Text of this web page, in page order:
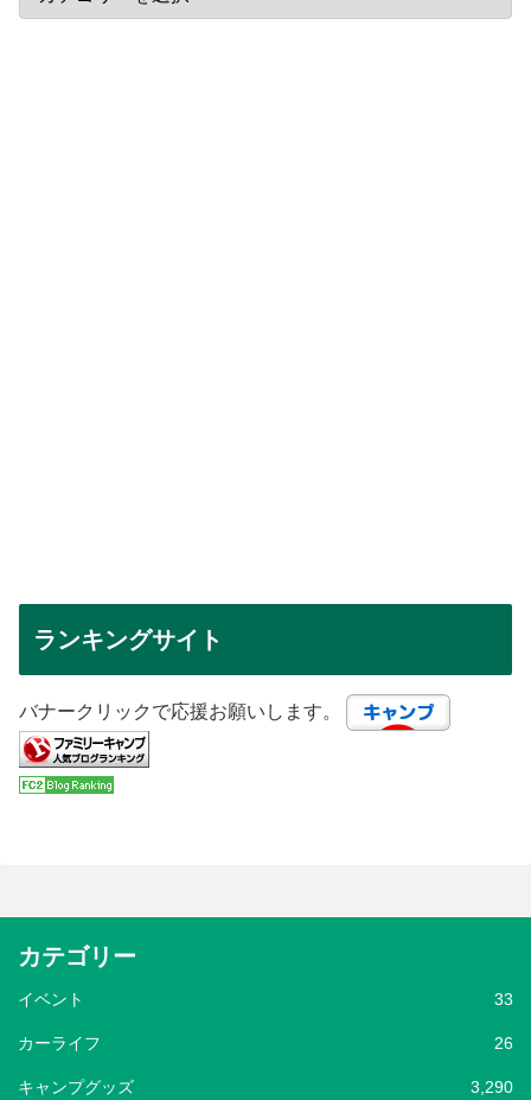
ランキングサイト
バナークリックで応援お願いします。
カテゴリー
イベント 33
カーライフ 26
キャンプグッズ 3,290